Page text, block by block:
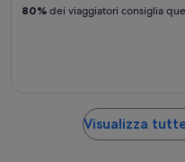
80% dei viaggiatori consiglia
Visualizza